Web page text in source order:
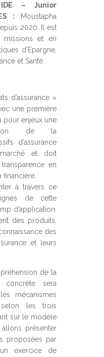
IDE – Junior
:
Moustapha
2020. Il est
missions et en
d’Epargne,
et Santé.
d’assurance »
une première
pour enjeux une
de la
d’assurance
et doit
en
à travers ce
de cette
d’application,
des produits,
des
et leurs
de la
concrète sera
mécanismes
selon les trois
sur le modèle
allons présenter
proposées par
exercice de